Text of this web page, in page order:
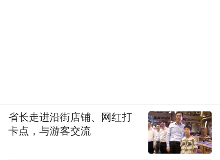
省长走进沿街店铺、网红打
卡点，与游客交流